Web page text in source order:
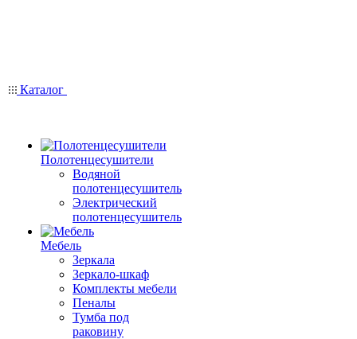
Каталог
Полотенцесушители
Водяной
полотенцесушитель
Электрический
полотенцесушитель
Мебель
Зеркала
Зеркало-шкаф
Комплекты мебели
Пеналы
Тумба под
раковину